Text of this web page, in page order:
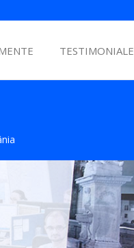
TESTIMONIALE